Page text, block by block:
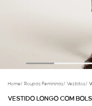
Home/ Roupas Femininas/ Vestidos/
VESTIDO LONGO COM